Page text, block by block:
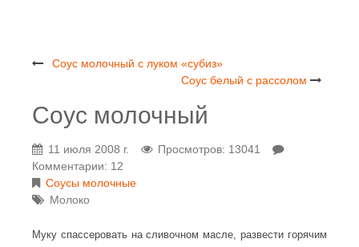
Соус молочный с луком «субиз»
Соус белый с рассолом
Соус молочный
11 июля 2008 г.
Просмотров: 13041
Комментарии: 12
Соусы молочные
Молоко
Муку спассеровать на сливочном масле, развести горячим